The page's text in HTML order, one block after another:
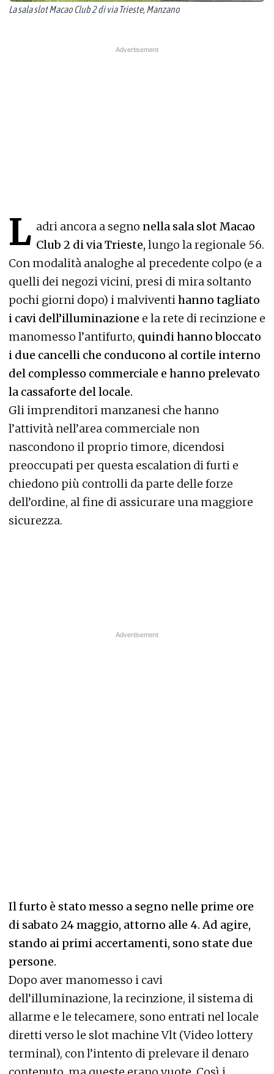
La sala slot Macao Club 2 di via Trieste, Manzano
L adri ancora a segno nella sala slot Macao
Club 2 di via Trieste, lungo la regionale 56.
Con modalità analoghe al precedente colpo (e a
quelli dei negozi vicini, presi di mira soltanto
pochi giorni dopo) i malviventihanno tagliato
i cavi dell’illuminazione e la rete di recinzione e
manomesso l’antifurto, quindi hanno bloccato
i due cancelli che conducono al cortile interno
del complesso commerciale e hanno prelevato
la cassaforte del locale.
Gli imprenditori manzanesi che hanno
l’attività nell’area commerciale non
nascondono il proprio timore, dicendosi
preoccupati per questa escalation di furti e
chiedono più controlli da parte delle forze
dell’ordine, al fine di assicurare una maggiore
sicurezza.
Il furto è stato messo a segno nelle prime ore
di sabato 24 maggio, attorno alle 4. Ad agire,
stando ai primi accertamenti, sono state due
persone.
Dopo aver manomesso i cavi
dell’illuminazione, la recinzione, il sistema di
allarme e le telecamere, sono entrati nel locale
diretti verso le slot machine Vlt (Video lottery
terminal), con l’intento di prelevare il denaro